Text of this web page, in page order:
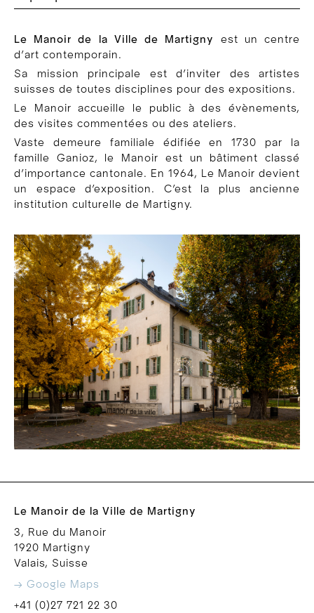
Le Manoir de la Ville de Martigny
est un centre
d’art contemporain.
Sa mission principale est d’inviter des artistes
suisses de toutes disciplines pour des expositions.
Le Manoir accueille le public à des évènements,
des visites commentées ou des ateliers.
Vaste demeure familiale édifiée en 1730 par la
famille Ganioz, le Manoir est un bâtiment classé
d’importance cantonale. En 1964, Le Manoir devient
un espace d’exposition. C’est la plus ancienne
institution culturelle de Martigny.
Le Manoir de la Ville de Martigny
3, Rue du Manoir
1920 Martigny
Valais, Suisse
→ Google Maps
+41 (0)27 721 22 30